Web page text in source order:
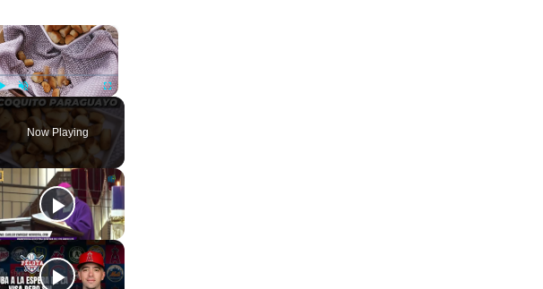
×
Play Unmute Fullscreen
Now Playing